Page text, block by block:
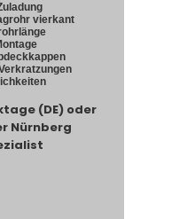
vierkant
(DE) oder
Nürnberg